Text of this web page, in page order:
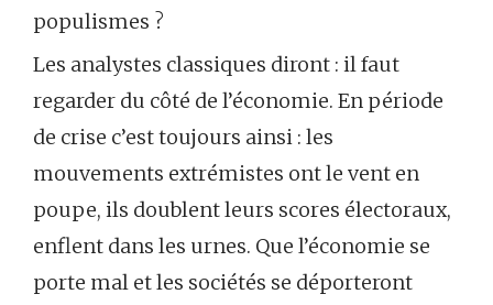
populismes ?
Les analystes classiques diront : il faut
regarder du côté de l’économie. En période
de crise c’est toujours ainsi : les
mouvements extrémistes ont le vent en
poupe, ils doublent leurs scores électoraux,
enflent dans les urnes. Que l’économie se
porte mal et les sociétés se déporteront